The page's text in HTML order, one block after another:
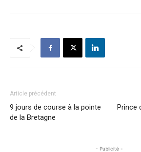
Article précédent
9 jours de course à la pointe
de la Bretagne
Prince
- Publicité -